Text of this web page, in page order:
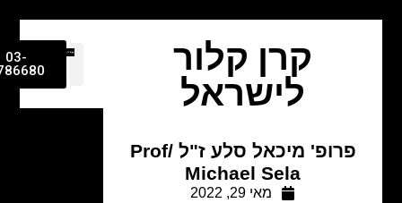
קרן קלור
לישראל
פרופ' מיכאל סלע ז"ל Prof/
Michael Sela
מאי 29, 2022
03-
9786680